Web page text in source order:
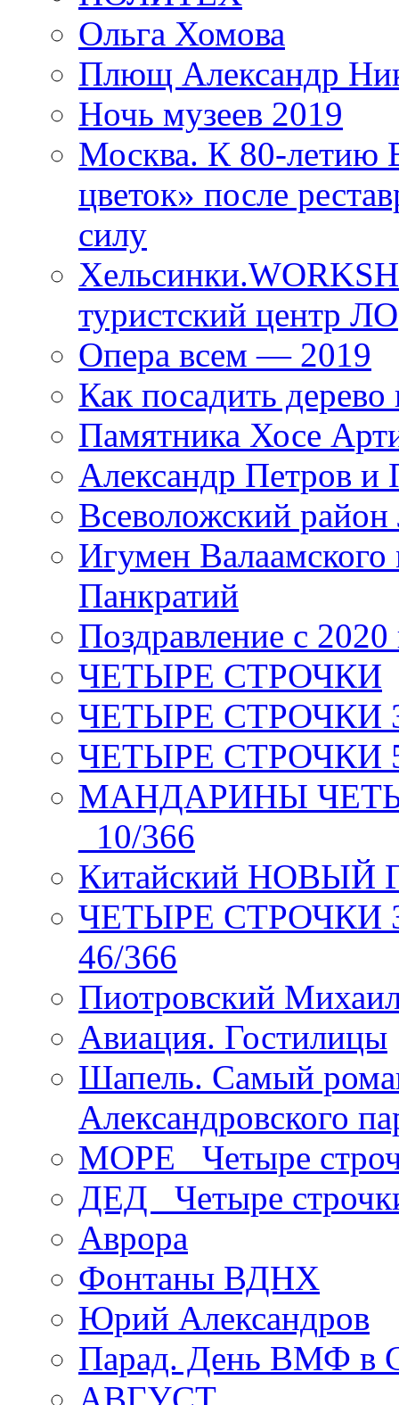
Ольга Хомова
Плющ Александр
Ночь музеев 2019
Москва. К 80-
цветок» после
силу
туристский центр ЛО
Опера всем — 2019
Как посадить дерево
Памятника Хосе
Александр Петров и
Всеволожский район
Игумен
Панкратий
Поздравление с 2020
ЧЕТЫРЕ СТРОЧКИ
ЧЕТЫРЕ СТРОЧКИ 3
ЧЕТЫРЕ СТРОЧКИ 5
МАНДАРИНЫ
_10/366
Китайский НОВЫЙ
ЧЕТЫРЕ СТРОЧКИ
46/366
Пиотровский
Авиация. Гостилицы
Шапель. Самый
Александровского
МОРЕ _Четыре
ДЕД _Четыре
Аврора
Фонтаны ВДНХ
Юрий Александров
Парад. День ВМФ в